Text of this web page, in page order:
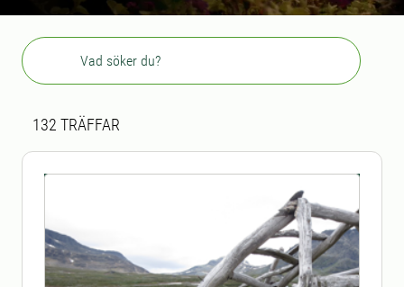
Sök
Sökresultat
132 TRÄFFAR